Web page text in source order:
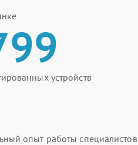
устройств
опыт работы специалистов